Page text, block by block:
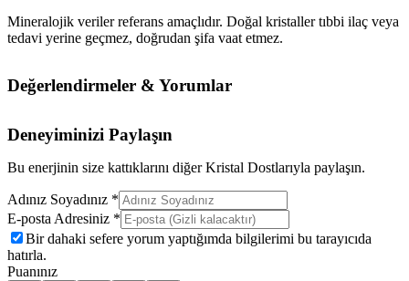
Mineralojik veriler referans amaçlıdır. Doğal kristaller tıbbi ilaç veya
tedavi yerine geçmez, doğrudan şifa vaat etmez.
Değerlendirmeler & Yorumlar
Deneyiminizi Paylaşın
Bu enerjinin size kattıklarını diğer Kristal Dostlarıyla paylaşın.
Adınız Soyadınız *
E-posta Adresiniz *
Bir dahaki sefere yorum yaptığımda bilgilerimi bu tarayıcıda
hatırla.
Puanınız